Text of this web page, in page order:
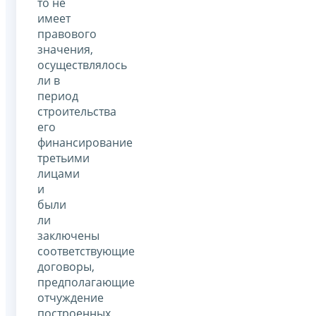
имеет
правового
значения,
осуществлялось
ли в
период
строительства
его
финансирование
третьими
лицами
и
были
ли
заключены
соответствующие
договоры,
предполагающие
отчуждение